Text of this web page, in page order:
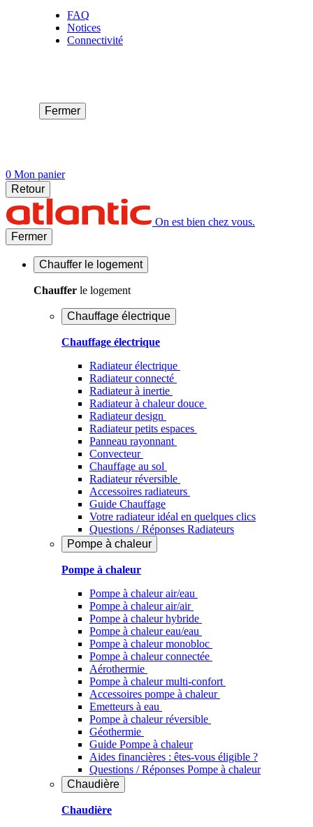
FAQ
Notices
Connectivité
Fermer
0 Mon panier
Retour
On est bien chez vous.
Fermer
Chauffer le logement
Chauffer le logement
Chauffage électrique
Chauffage électrique
Radiateur électrique
Radiateur connecté
Radiateur à inertie
Radiateur à chaleur douce
Radiateur design
Radiateur petits espaces
Panneau rayonnant
Convecteur
Chauffage au sol
Radiateur réversible
Accessoires radiateurs
Guide Chauffage
Votre radiateur idéal en quelques clics
Questions / Réponses Radiateurs
Pompe à chaleur
Pompe à chaleur
Pompe à chaleur air/eau
Pompe à chaleur air/air
Pompe à chaleur hybride
Pompe à chaleur​ eau/eau
Pompe à chaleur monobloc
Pompe à chaleur connectée
Aérothermie
Pompe à chaleur multi-confort
Accessoires pompe à chaleur
Emetteurs à eau
Pompe à chaleur réversible
Géothermie
Guide Pompe à chaleur
Aides financières : êtes-vous éligible ?
Questions / Réponses Pompe à chaleur
Chaudière
Chaudière